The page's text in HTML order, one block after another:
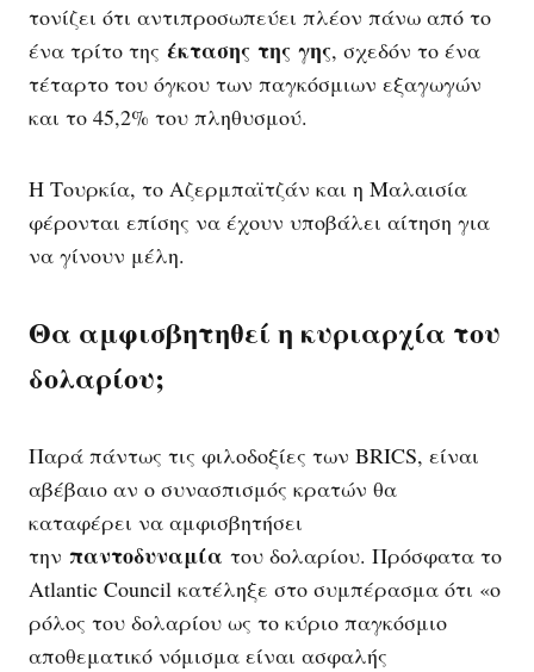
τονίζει ότι αντιπροσωπεύει πλέον πάνω από το
ένα τρίτο της έκτασης της γης, σχεδόν το ένα
τέταρτο του όγκου των παγκόσμιων εξαγωγών
και το 45,2% του πληθυσμού.
Η Τουρκία, το Αζερμπαϊτζάν και η Μαλαισία
φέρονται επίσης να έχουν υποβάλει αίτηση για
να γίνουν μέλη.
Θα αμφισβητηθεί η κυριαρχία του
δολαρίου;
Παρά πάντως τις φιλοδοξίες των BRICS, είναι
αβέβαιο αν ο συνασπισμός κρατών θα
καταφέρει να αμφισβητήσει
την παντοδυναμία του δολαρίου. Πρόσφατα το
Atlantic Council κατέληξε στο συμπέρασμα ότι «ο
ρόλος του δολαρίου ως το κύριο παγκόσμιο
αποθεματικό νόμισμα είναι ασφαλής